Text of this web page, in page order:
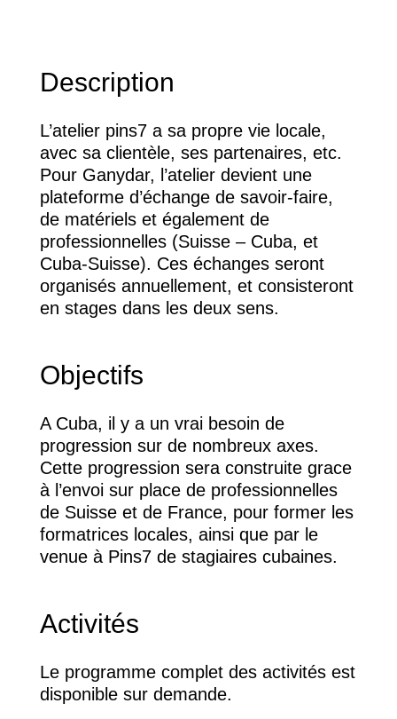
Description
L’atelier pins7 a sa propre vie locale,
avec sa clientèle, ses partenaires, etc.
Pour Ganydar, l’atelier devient une
plateforme d’échange de savoir-faire,
de matériels et également de
professionnelles (Suisse – Cuba, et
Cuba-Suisse). Ces échanges seront
organisés annuellement, et consisteront
en stages dans les deux sens.
Objectifs
A Cuba, il y a un vrai besoin de
progression sur de nombreux axes.
Cette progression sera construite grace
à l’envoi sur place de professionnelles
de Suisse et de France, pour former les
formatrices locales, ainsi que par le
venue à Pins7 de stagiaires cubaines.
Activités
Le programme complet des activités est
disponible sur demande.